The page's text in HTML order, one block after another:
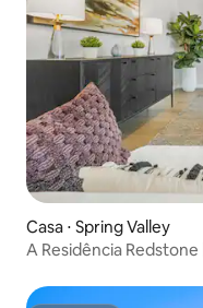
Casa ⋅ Spring Valley
A Residência